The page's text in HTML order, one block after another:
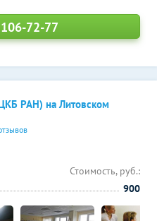
72-77
РАН) на Литовском
Стоимость, руб.:
900